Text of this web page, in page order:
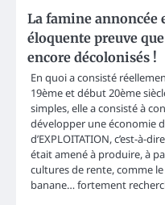
La famine annoncée
éloquente preuve
encore décolonisés !
En quoi a consisté
19ème et début 20ème
simples, elle a consisté à
développer une économie
d’EXPLOITATION, c’est-à-
était amené à produire, à
cultures de rente, comme
banane… fortement